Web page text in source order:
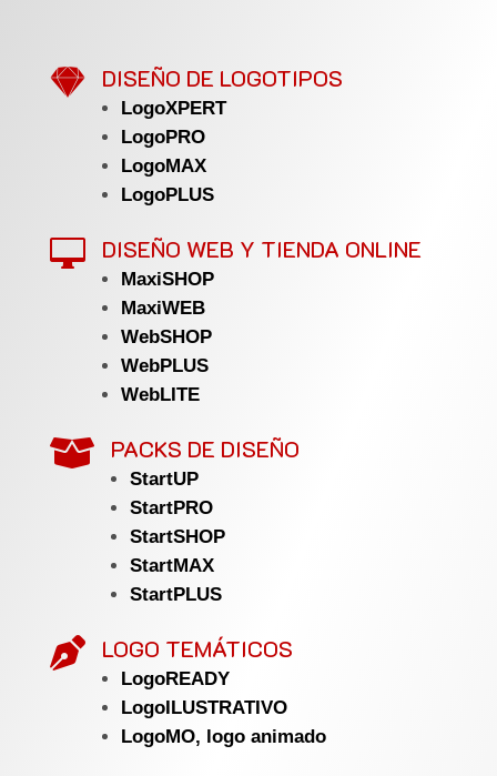
 DISEÑO DE LOGOTIPOS
LogoXPERT
LogoPRO
LogoMAX
LogoPLUS
 DISEÑO WEB Y TIENDA ONLINE
MaxiSHOP
MaxiWEB
WebSHOP
WebPLUS
WebLITE
 PACKS DE DISEÑO
StartUP
StartPRO
StartSHOP
StartMAX
StartPLUS
 LOGO TEMÁTICOS
LogoREADY
LogoILUSTRATIVO
LogoMO, logo animado